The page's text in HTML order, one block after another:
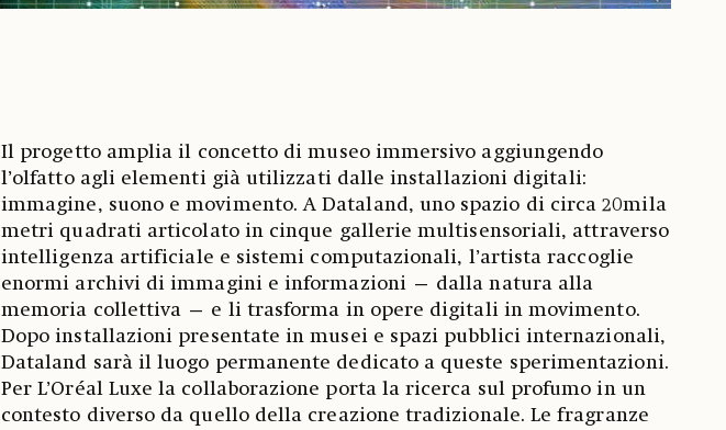
Il progetto amplia il concetto di museo immersivo aggiungendo
l’olfatto agli elementi già utilizzati dalle installazioni digitali:
immagine, suono e movimento. A Dataland, uno spazio di circa 20mila
metri quadrati articolato in cinque gallerie multisensoriali, attraverso
intelligenza artificiale e sistemi computazionali, l’artista raccoglie
enormi archivi di immagini e informazioni — dalla natura alla
memoria collettiva — e li trasforma in opere digitali in movimento.
Dopo installazioni presentate in musei e spazi pubblici internazionali,
Dataland sarà il luogo permanente dedicato a queste sperimentazioni.
Per L’Oréal Luxe la collaborazione porta la ricerca sul profumo in un
contesto diverso da quello della creazione tradizionale. Le fragranze